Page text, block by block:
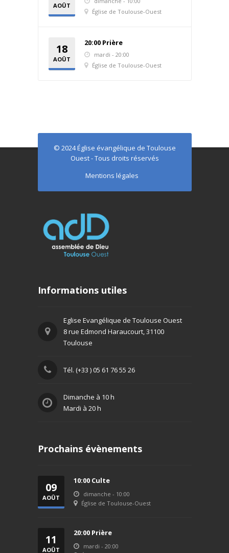
AOÛT
Église de Toulouse-Ouest
18
AOÛT
20:00 Prière
mardi - 20:00
Église de Toulouse-Ouest
© 2024 Église évangélique de Toulouse
Ouest - Tous droits réservés
Mentions légales
Informations utiles
Eglise Evangélique de Toulouse Ouest
8 rue Edmond Haraucourt, 31100
Toulouse
Tél. (+33 ) 05 61 76 55 26
Dimanche à 10 h
Mardi à 20 h
Prochains évènements
09
AOÛT
10:00 Culte
dimanche - 10:00
Église de Toulouse-Ouest
11
AOÛT
20:00 Prière
mardi - 20:00